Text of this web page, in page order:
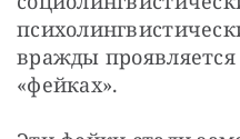
вражды проявляется
«фейках».